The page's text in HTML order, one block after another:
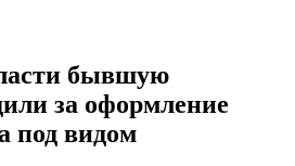
бывшую
за оформление
под видом